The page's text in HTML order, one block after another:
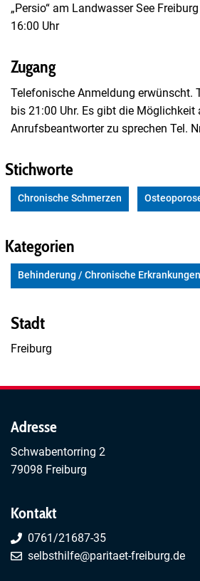
„Persio“ am Landwasser See
16:00 Uhr
Zugang
Telefonische Anmeldung erwünscht.
bis 21:00 Uhr. Es gibt die Möglichkeit
Anrufsbeantworter zu sprechen Tel.
Stichworte
Chronische Schmerzen
Kategorien
Behinderung / Chronische Erkrankungen
Stadt
Freiburg
Adresse
Schwabentorring 2
79098 Freiburg
Kontakt
0761/21687-35
selbsthilfe@paritaet-freiburg.de